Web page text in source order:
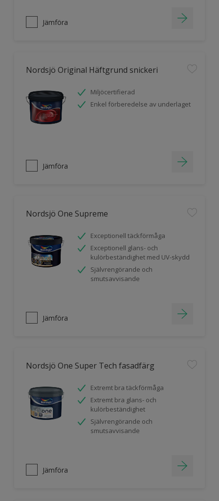
Jämföra
Nordsjö Original Häftgrund snickeri
Miljöcertifierad
Enkel förberedelse av underlaget
Jämföra
Nordsjö One Supreme
Exceptionell täckförmåga
Exceptionell glans- och
kulörbeständighet med UV-skydd
Självrengörande och
smutsavvisande
Jämföra
Nordsjö One Super Tech fasadfärg
Extremt bra täckförmåga
Extremt bra glans- och
kulörbeständighet
Självrengörande och
smutsavvisande
Jämföra